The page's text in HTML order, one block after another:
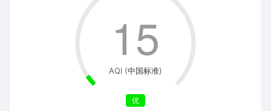
AQI (中国标准)
优
15